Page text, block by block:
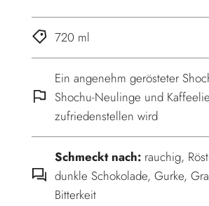
720 ml
Ein angenehm gerösteter
Shochu-Neulinge und
zufriedenstellen wird
Schmeckt nach: rauchig,
dunkle Schokolade, Gurke,
Bitterkeit